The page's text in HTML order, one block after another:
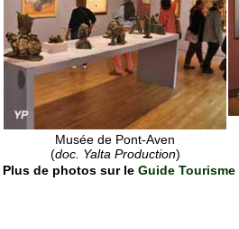
Musée de Pont-Aven
(doc. Yalta Production)
Plus de photos sur le Guide Tourisme